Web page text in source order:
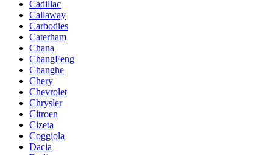
Cadillac
Callaway
Carbodies
Caterham
Chana
ChangFeng
Changhe
Chery
Chevrolet
Chrysler
Citroen
Cizeta
Coggiola
Dacia